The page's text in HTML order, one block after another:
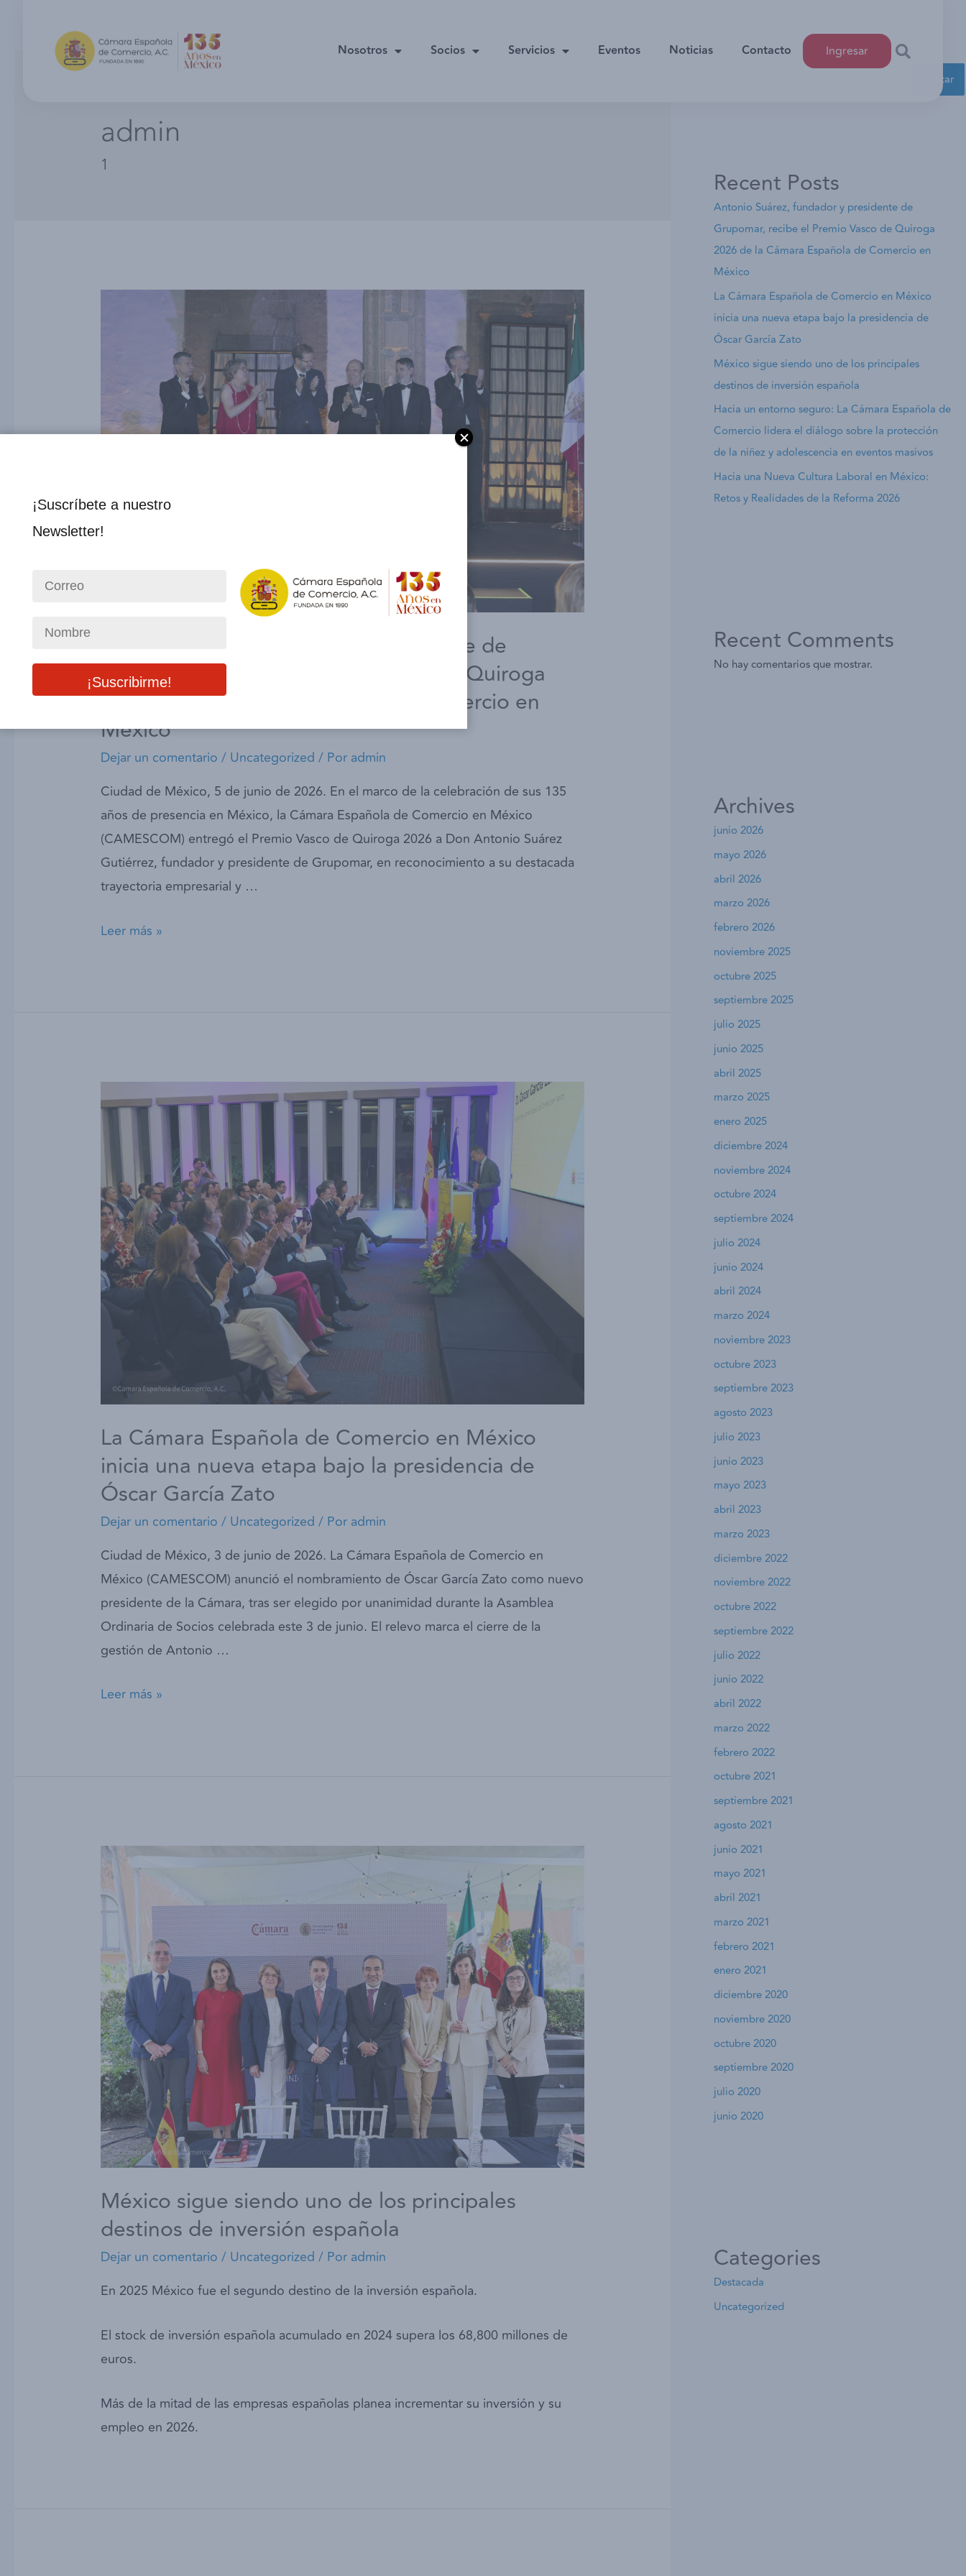
Nosotros Socios Servicios Eventos Noticias Contacto Ingresar
admin
1
Antonio Suárez, fundador y presidente de
Grupomar, recibe el Premio Vasco de Quiroga
2026 de la Cámara Española de Comercio en
México
Dejar un comentario / Uncategorized / Por admin
Ciudad de México, 5 de junio de 2026. En el marco de la celebración de sus 135
años de presencia en México, la Cámara Española de Comercio en México
(CAMESCOM) entregó el Premio Vasco de Quiroga 2026 a Don Antonio Suárez
Gutiérrez, fundador y presidente de Grupomar, en reconocimiento a su destacada
trayectoria empresarial y …
Leer más »
La Cámara Española de Comercio en México
inicia una nueva etapa bajo la presidencia de
Óscar García Zato
Dejar un comentario / Uncategorized / Por admin
Ciudad de México, 3 de junio de 2026. La Cámara Española de Comercio en
México (CAMESCOM) anunció el nombramiento de Óscar García Zato como nuevo
presidente de la Cámara, tras ser elegido por unanimidad durante la Asamblea
Ordinaria de Socios celebrada este 3 de junio. El relevo marca el cierre de la
gestión de Antonio …
Leer más »
México sigue siendo uno de los principales
destinos de inversión española
Dejar un comentario / Uncategorized / Por admin
⁠En 2025 México fue el segundo destino de la inversión española.
⁠⁠El stock de inversión española acumulado en 2024 supera los 68,800 millones de
euros.
Más de la mitad de las empresas españolas planea incrementar su inversión y su
empleo en 2026.
Buscar
Buscar
Recent Posts
Antonio Suárez, fundador y presidente de
Grupomar, recibe el Premio Vasco de Quiroga
2026 de la Cámara Española de Comercio en
México
La Cámara Española de Comercio en México
inicia una nueva etapa bajo la presidencia de
Óscar García Zato
México sigue siendo uno de los principales
destinos de inversión española
Hacia un entorno seguro: La Cámara Española de
Comercio lidera el diálogo sobre la protección
de la niñez y adolescencia en eventos masivos
Hacia una Nueva Cultura Laboral en México:
Retos y Realidades de la Reforma 2026
Recent Comments
No hay comentarios que mostrar.
Archives
junio 2026
mayo 2026
abril 2026
marzo 2026
febrero 2026
noviembre 2025
octubre 2025
septiembre 2025
julio 2025
junio 2025
abril 2025
marzo 2025
enero 2025
diciembre 2024
noviembre 2024
octubre 2024
septiembre 2024
julio 2024
junio 2024
abril 2024
marzo 2024
noviembre 2023
octubre 2023
septiembre 2023
agosto 2023
julio 2023
junio 2023
mayo 2023
abril 2023
marzo 2023
diciembre 2022
noviembre 2022
octubre 2022
septiembre 2022
julio 2022
junio 2022
abril 2022
marzo 2022
febrero 2022
octubre 2021
septiembre 2021
agosto 2021
junio 2021
mayo 2021
abril 2021
marzo 2021
febrero 2021
enero 2021
diciembre 2020
noviembre 2020
octubre 2020
septiembre 2020
julio 2020
junio 2020
Categories
Destacada
Uncategorized
¡Suscríbete a nuestro
Newsletter!